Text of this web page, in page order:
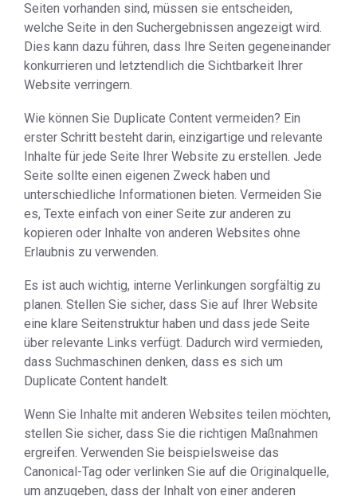
Seiten vorhanden sind, müssen sie entscheiden,
welche Seite in den Suchergebnissen angezeigt wird.
Dies kann dazu führen, dass Ihre Seiten gegeneinander
konkurrieren und letztendlich die Sichtbarkeit Ihrer
Website verringern.
Wie können Sie Duplicate Content vermeiden? Ein
erster Schritt besteht darin, einzigartige und relevante
Inhalte für jede Seite Ihrer Website zu erstellen. Jede
Seite sollte einen eigenen Zweck haben und
unterschiedliche Informationen bieten. Vermeiden Sie
es, Texte einfach von einer Seite zur anderen zu
kopieren oder Inhalte von anderen Websites ohne
Erlaubnis zu verwenden.
Es ist auch wichtig, interne Verlinkungen sorgfältig zu
planen. Stellen Sie sicher, dass Sie auf Ihrer Website
eine klare Seitenstruktur haben und dass jede Seite
über relevante Links verfügt. Dadurch wird vermieden,
dass Suchmaschinen denken, dass es sich um
Duplicate Content handelt.
Wenn Sie Inhalte mit anderen Websites teilen möchten,
stellen Sie sicher, dass Sie die richtigen Maßnahmen
ergreifen. Verwenden Sie beispielsweise das
Canonical-Tag oder verlinken Sie auf die Originalquelle,
um anzugeben, dass der Inhalt von einer anderen